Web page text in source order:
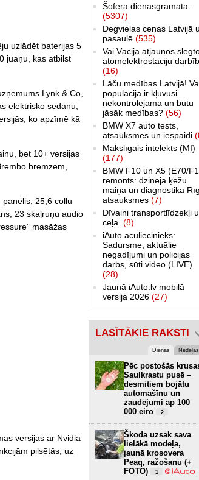
uzlādēt baterijas 5
juaņu, kas atbilst
Lynk & Co,
elektrisko sedanu,
ko apzīmē kā
bet 10+ versijas
bremzēm,
25,6 collu
23 skaļruņu audio
masāžas
versijas ar Nvidia
pilsētās, uz
Šofera dienasgrāmata.
(5307)
Degvielas cenas Latvijā
pasaulē (535)
Vai Vācija atjaunos
atomelektrostaciju
(16)
Lāču medības Latvijā!
populācija ir kļuvusi
nekontrolējama un būtu
jāsāk medības? (56)
BMW X7 auto tests,
atsauksmes un iespaidi
Makslīgais intelekts (MI)
(177)
BMW F10 un X5 (E70/
remonts: dzinēja ķēžu
maiņa un diagnostika
atsauksmes (7)
Dīvaini transportlīdzekļi
ceļa. (8)
iAuto aculiecinieks:
Sadursme, aktuālie
negadījumi un policijas
darbs, sūti video (LIVE)
(28)
Jaunā iAuto.lv mobilā
versija 2026 (27)
LASĪTĀKIE RAKSTI
Dienas Nedēļas
Pēc postošās
Saulkrastu pusē –
desmitiem bojātu
automašīnu un
zaudējumi ap 100
000 eiro
2
Škoda uzsāk sava
lielākā modeļa,
jaunā krosovera
Peaq, ražošanu (+
FOTO)
1